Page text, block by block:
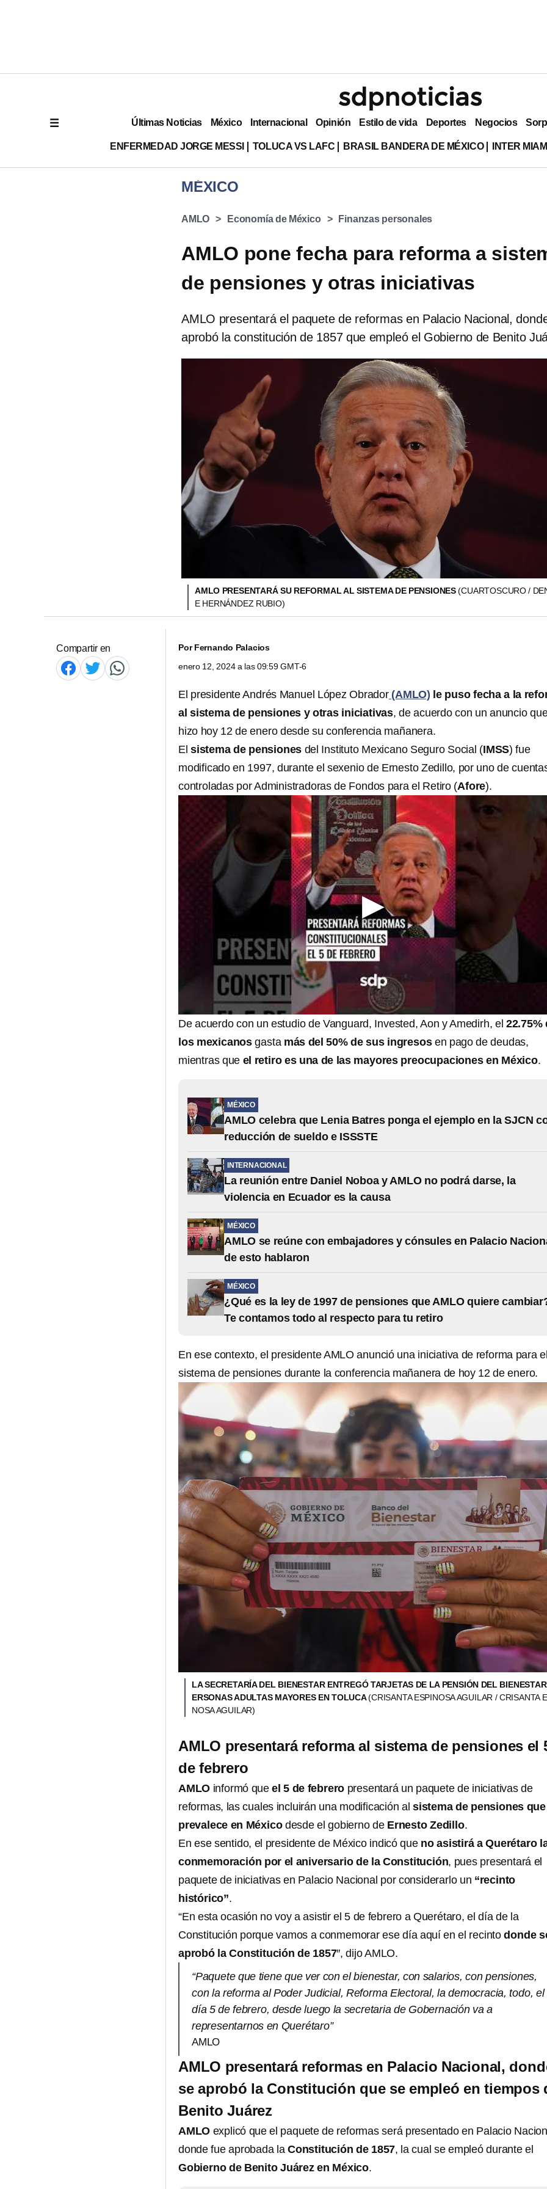
Últimas Noticias México Internacional Opinión Estilo de vida Deportes Negocios
ENFERMEDAD JORGE MESSI TOLUCA VS LAFC BRASIL BANDERA DE MÉXICO INTER
MÉXICO
AMLO Economía de México Finanzas personales
AMLO pone fecha para reforma a
de pensiones y otras iniciativas
AMLO presentará el paquete de reformas en Palacio Nacional,
aprobó la constitución de 1857 que empleó el Gobierno de Benito
AMLO PRESENTARÁ SU REFORMAL AL SISTEMA DE PENSIONES(CUARTOSCURO /
E HERNÁNDEZ RUBIO)
Compartir en PorFernando Palacios
enero 12, 2024 a las 09:59 GMT-6
El presidente Andrés Manuel López Obrador(AMLO) le puso fecha a la
al sistema de pensiones y otras iniciativas, de acuerdo con un anuncio
hizo hoy 12 de enero desde su conferencia mañanera.
El sistema de pensiones del Instituto Mexicano Seguro Social (IMSS) fue
modificado en 1997, durante el sexenio de Ernesto Zedillo, por uno de
controladas por Administradoras de Fondos para el Retiro (Afore).
De acuerdo con un estudio de Vanguard, Invested, Aon y Amedirh, el 22.75%
los mexicanos gasta más del 50% de sus ingresosen pago de deudas,
mientras que el retiro es una de las mayores preocupaciones en México.
MÉXICO
AMLO celebra que Lenia Batres ponga el ejemplo en la SJCN
reducción de sueldo e ISSSTE
INTERNACIONAL
La reunión entre Daniel Noboa y AMLO no podrá darse, la
violencia en Ecuador es la causa
MÉXICO
AMLO se reúne con embajadores y cónsules en Palacio
de esto hablaron
MÉXICO
¿Qué es la ley de 1997 de pensiones que AMLO quiere
Te contamos todo al respecto para tu retiro
En ese contexto, el presidente AMLO anunció una iniciativa de reforma para
sistema de pensiones durante la conferencia mañanera de hoy 12 de enero.
LA SECRETARÍA DEL BIENESTAR ENTREGÓ TARJETAS DE LA PENSIÓN DEL
ERSONAS ADULTAS MAYORES EN TOLUCA(CRISANTA ESPINOSA AGUILAR / CRISANTA
NOSA AGUILAR)
AMLO presentará reforma al sistema de pensiones el
de febrero
AMLO informó queel 5 de febrero presentará un paquete de iniciativas de
reformas, las cuales incluirán una modificación al sistema de pensiones que
prevalece en Méxicodesde el gobierno de Ernesto Zedillo.
En ese sentido, el presidente de México indicó que no asistirá a Querétaro
conmemoración por el aniversario de la Constitución, pues presentará el
paquete de iniciativas en Palacio Nacional por considerarlo un “recinto
histórico”.
“En esta ocasión no voy a asistir el 5 de febrero a Querétaro, el día de la
Constitución porque vamos a conmemorar ese día aquí en el recintodonde
aprobó la Constitución de 1857″, dijo AMLO.
“Paquete que tiene que ver con el bienestar, con salarios, con pensiones,
con la reforma al Poder Judicial, Reforma Electoral, la democracia, todo, el
día 5 de febrero, desde luego la secretaria de Gobernación va a
representarnos en Querétaro”
AMLO
AMLO presentará reformas en Palacio Nacional,
se aprobó la Constitución que se empleó en tiempos
Benito Juárez
AMLO explicó que el paquete de reformas será presentado en Palacio
donde fue aprobada laConstitución de 1857, la cual se empleó durante el
Gobierno de Benito Juárez en México.